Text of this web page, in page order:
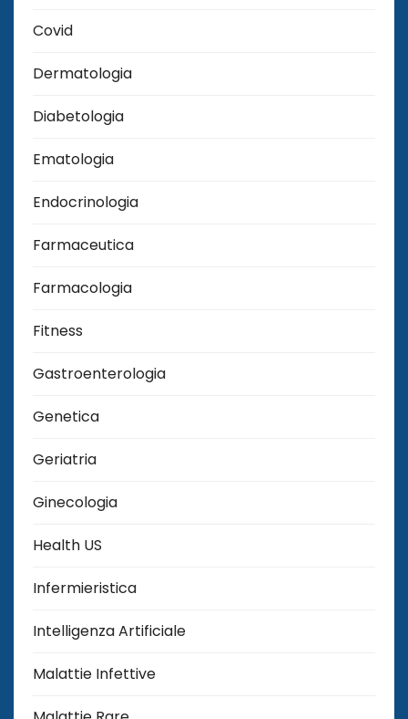
Covid
Dermatologia
Diabetologia
Ematologia
Endocrinologia
Farmaceutica
Farmacologia
Fitness
Gastroenterologia
Genetica
Geriatria
Ginecologia
Health US
Infermieristica
Intelligenza Artificiale
Malattie Infettive